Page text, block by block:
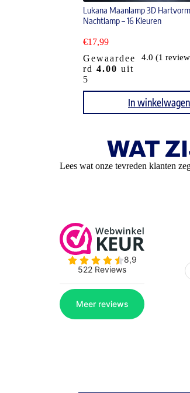
Lukana Maanlamp 3D
Nachtlamp – 16 Kleuren
€17,99
Gewaardee
rd 4.00 uit
5
4.0 (1
In winkelwagen
WAT
Lees wat onze tevreden klanten